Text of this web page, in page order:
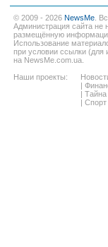
© 2009 - 2026 NewsMe .
Администрация сайта не
размещённую
Использование
при условии ссылки (для
на NewsMe.com.ua.
Наши проекты:
|
|
| Спорт